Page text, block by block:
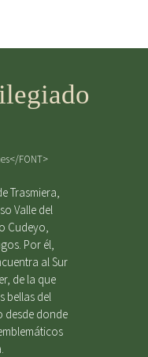
Trasmiera,
Valle del
Cudeyo,
Por él,
al Sur
de la que
bellas del
desde donde